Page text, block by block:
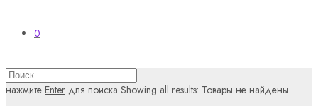
0
нажмите Enter для поиска Showing all results: Товары не найдены.